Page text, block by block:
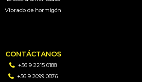
Vibrado de hormigón
CONTÁCTANOS
+56 9 2215 0188
+56 9 2099 0876